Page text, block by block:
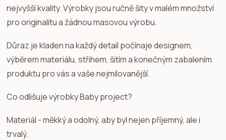
nejvyšší kvality. Výrobky jsou ručně šity v malém množství
pro originalitu a žádnou masovou výrobu.
Důraz je kladen na každý detail počínaje designem,
výběrem materiálu, střihem, šitím a konečným zabalením
produktu pro vás a vaše nejmilovanější.
Co odlišuje výrobky Baby project?
Materiál - měkký a odolný, aby byl nejen příjemný, ale i
trvalý.